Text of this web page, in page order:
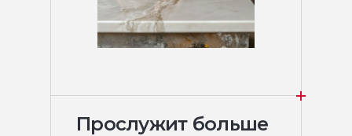
Прослужит больше